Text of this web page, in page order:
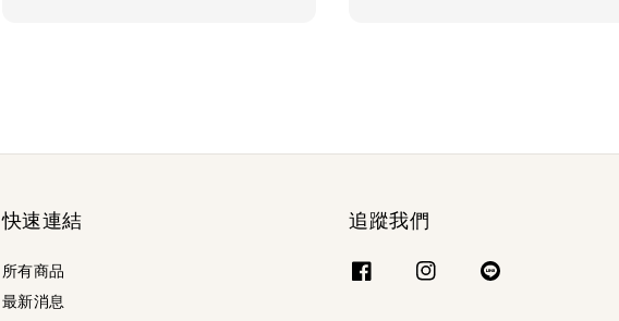
快速連結
所有商品
最新消息
追蹤我們